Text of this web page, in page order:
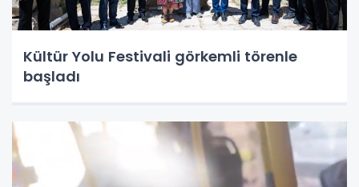
Kültür Yolu Festivali görkemli törenle
başladı